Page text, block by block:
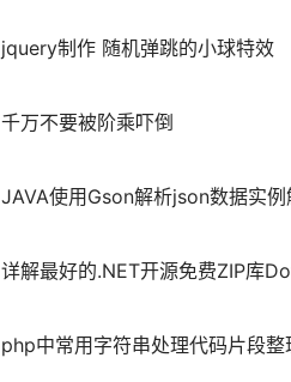
jquery制作 随机弹跳的小球特效
千万不要被阶乘吓倒
JAVA使用Gson解析json数据实例
详解最好的.NET开源免费ZIP库
php中常用字符串处理代码片段整